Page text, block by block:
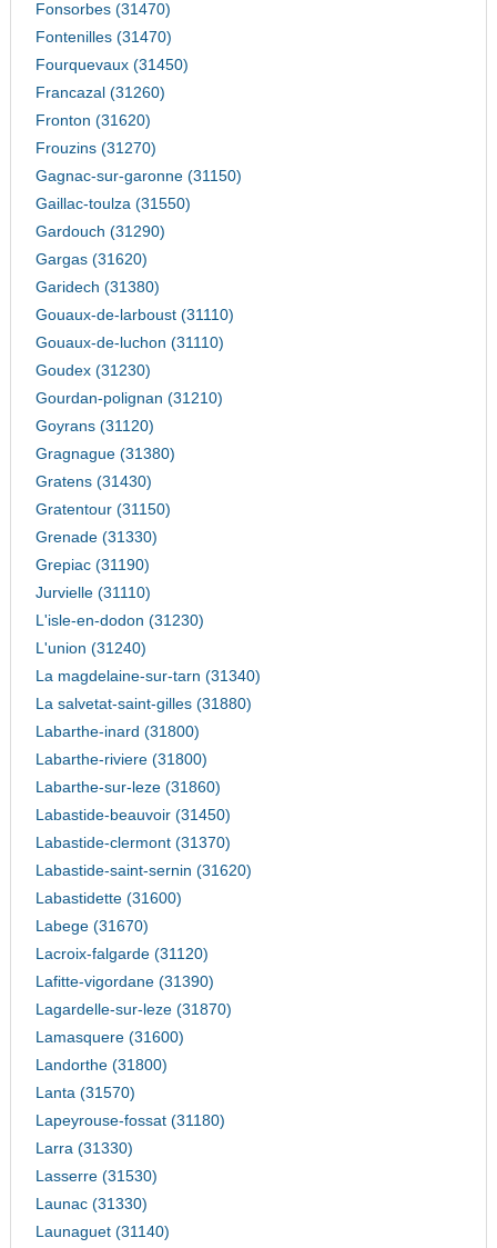
Fonsorbes (31470)
Fontenilles (31470)
Fourquevaux (31450)
Francazal (31260)
Fronton (31620)
Frouzins (31270)
Gagnac-sur-garonne (31150)
Gaillac-toulza (31550)
Gardouch (31290)
Gargas (31620)
Garidech (31380)
Gouaux-de-larboust (31110)
Gouaux-de-luchon (31110)
Goudex (31230)
Gourdan-polignan (31210)
Goyrans (31120)
Gragnague (31380)
Gratens (31430)
Gratentour (31150)
Grenade (31330)
Grepiac (31190)
Jurvielle (31110)
L'isle-en-dodon (31230)
L'union (31240)
La magdelaine-sur-tarn (31340)
La salvetat-saint-gilles (31880)
Labarthe-inard (31800)
Labarthe-riviere (31800)
Labarthe-sur-leze (31860)
Labastide-beauvoir (31450)
Labastide-clermont (31370)
Labastide-saint-sernin (31620)
Labastidette (31600)
Labege (31670)
Lacroix-falgarde (31120)
Lafitte-vigordane (31390)
Lagardelle-sur-leze (31870)
Lamasquere (31600)
Landorthe (31800)
Lanta (31570)
Lapeyrouse-fossat (31180)
Larra (31330)
Lasserre (31530)
Launac (31330)
Launaguet (31140)